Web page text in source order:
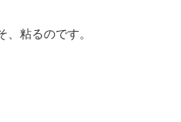
粘るのです。